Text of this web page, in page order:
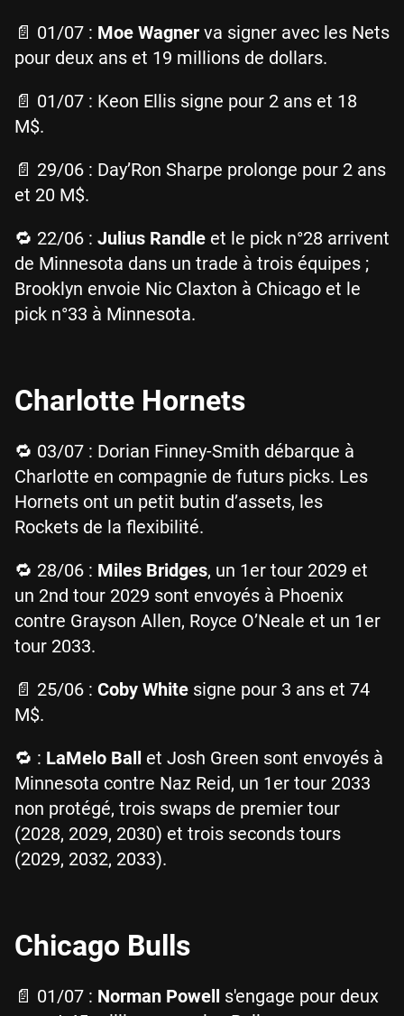
📄 01/07 : Moe Wagner va signer avec les Nets
pour deux ans et 19 millions de dollars.
📄 01/07 : Keon Ellis signe pour 2 ans et 18
M$.
📄 29/06 : Day’Ron Sharpe prolonge pour 2 ans
et 20 M$.
🔁 22/06 : Julius Randle et le pick n°28 arrivent
de Minnesota dans un trade à trois équipes ;
Brooklyn envoie Nic Claxton à Chicago et le
pick n°33 à Minnesota.
Charlotte Hornets
🔁 03/07 : Dorian Finney-Smith débarque à
Charlotte en compagnie de futurs picks. Les
Hornets ont un petit butin d’assets, les
Rockets de la flexibilité.
🔁 28/06 : Miles Bridges, un 1er tour 2029 et
un 2nd tour 2029 sont envoyés à Phoenix
contre Grayson Allen, Royce O’Neale et un 1er
tour 2033.
📄 25/06 : Coby White signe pour 3 ans et 74
M$.
🔁 : LaMelo Ball et Josh Green sont envoyés à
Minnesota contre Naz Reid, un 1er tour 2033
non protégé, trois swaps de premier tour
(2028, 2029, 2030) et trois seconds tours
(2029, 2032, 2033).
Chicago Bulls
📄 01/07 : Norman Powell s'engage pour deux